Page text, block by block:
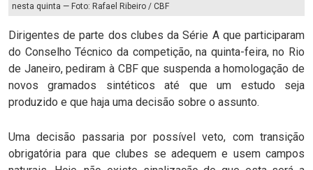
nesta quinta — Foto: Rafael Ribeiro / CBF
Dirigentes de parte dos clubes da Série A que participaram
do Conselho Técnico da competição, na quinta-feira, no Rio
de Janeiro, pediram à CBF que suspenda a homologação de
novos gramados sintéticos até que um estudo seja
produzido e que haja uma decisão sobre o assunto.
Uma decisão passaria por possível veto, com transição
obrigatória para que clubes se adequem e usem campos